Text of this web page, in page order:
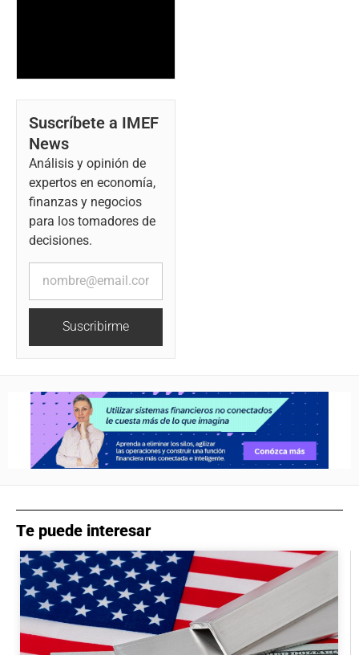
Suscríbete a IMEF
News
Análisis y opinión de
expertos en economía,
finanzas y negocios
para los tomadores de
decisiones.
Suscribirme
Te puede interesar